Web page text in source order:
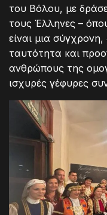
του Βόλου, με
τους Έλληνες –
είναι μια
ταυτότητα και
ανθρώπους της
ισχυρές γέφυρες